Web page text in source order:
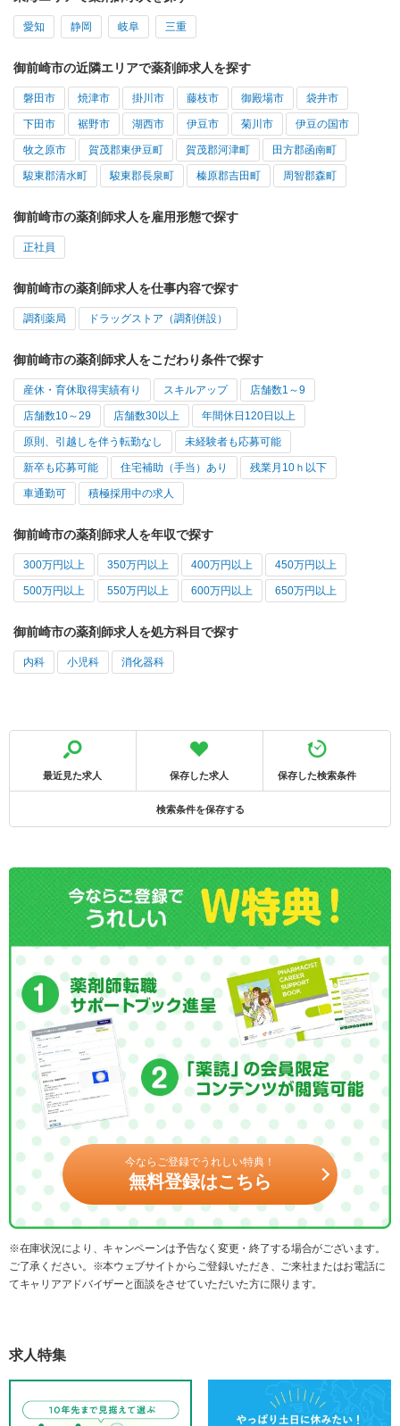
愛知 静岡 岐阜 三重
御前崎市の近隣エリアで薬剤師求人を探す
磐田市 焼津市 掛川市 藤枝市 御殿場市 袋井市
下田市 裾野市 湖西市 伊豆市 菊川市 伊豆の国市
牧之原市 賀茂郡東伊豆町 賀茂郡河津町 田方郡函南町
駿東郡清水町 駿東郡長泉町 榛原郡吉田町 周智郡森町
御前崎市の薬剤師求人を雇用形態で探す
正社員
御前崎市の薬剤師求人を仕事内容で探す
調剤薬局 ドラッグストア（調剤併設）
御前崎市の薬剤師求人をこだわり条件で探す
産休・育休取得実績有り スキルアップ 店舗数1～9
店舗数10～29 店舗数30以上 年間休日120日以上
原則、引越しを伴う転勤なし 未経験者も応募可能
新卒も応募可能 住宅補助（手当）あり 残業月10ｈ以下
車通勤可 積極採用中の求人
御前崎市の薬剤師求人を年収で探す
300万円以上 350万円以上 400万円以上 450万円以上
500万円以上 550万円以上 600万円以上 650万円以上
御前崎市の薬剤師求人を処方科目で探す
内科 小児科 消化器科
最近見た求人 保存した求人 保存した検索条件
検索条件を保存する
今ならご登録でうれしい特典！
無料登録はこちら
※在庫状況により、キャンペーンは予告なく変更・終了する場合がございます。
ご了承ください。※本ウェブサイトからご登録いただき、ご来社またはお電話に
てキャリアアドバイザーと面談をさせていただいた方に限ります。
求人特集